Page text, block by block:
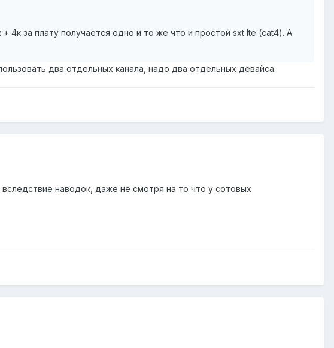
за плату получается одно и то же что и простой sxt lte (cat4). А
два отдельных канала, надо два отдельных девайса.
наводок, даже не смотря на то что у сотовых